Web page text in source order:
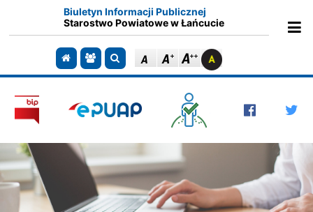
Biuletyn Informacji Publicznej
Starostwo Powiatowe w Łańcucie
Przejdź do strony głównej
Przejdź do redakcji
Szukaj